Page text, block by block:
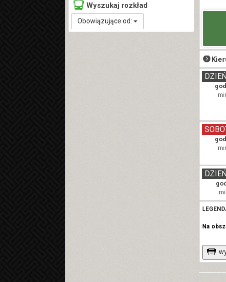
Na
Wyszukaj rozkład
Obowiązujące od: